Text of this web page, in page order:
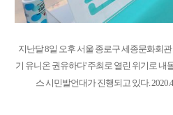
지난달 8일 오후 서울 종로구 세종문화회
기 유니온 권유하다' 주최로 열린 위기로 내
스 시민발언대가 진행되고 있다.